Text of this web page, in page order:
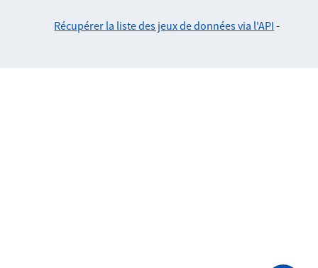
Récupérer la liste des jeux de données via l'API -